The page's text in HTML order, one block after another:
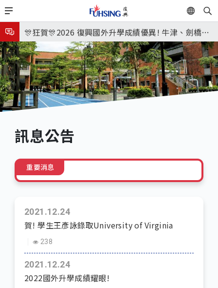
移
至
主
內
容
EN
🎉🎉🎉狂賀! 12望蘇同學榮錄MIT麻省理工學院，本校
連續兩年錄取世界第一學府！
🎊狂賀🎊2026 復興國外升學成績優異! 牛津、劍橋首
次雙星閃耀✨
115年校本部大學榜單再創佳績🎉，32％達醫學系錄
取標準、62%達台大錄取標準。各組合4科60級分9人
🎊
8月3日 分科成績公布
臺北市2026城鎮韌性(防空)演習訂於8月13日(四) 14
時30分至15時實施，全市人、車及各場所均須配合管
制與避難演練，以免受罰。
8月31日 開學日
🎉🎉🎉狂賀! 12望蘇同學榮錄MIT麻省理工學院，本校
訊息公告
重要消息
2021.12.24
賀! 學生王彥詠錄取University of Virginia
238
2021.12.24
2022國外升學成績耀眼!